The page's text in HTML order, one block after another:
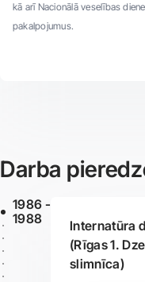
kā arī Nacionālā veselības
pakalpojumus.
Darba
1986 -
1988
Internatūra
(Rīgas 1.
slimnīca)